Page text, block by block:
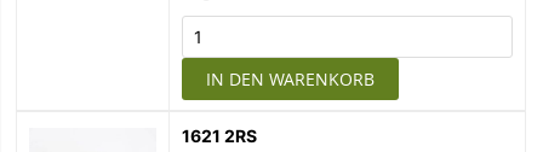
IN DEN WARENKORB
1621 2RS